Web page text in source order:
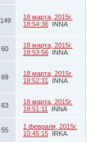
149
18 марта, 2015г.
18:54:36 INNA
60
18 марта, 2015г.
18:53:56 INNA
69
18 марта, 2015г.
18:52:31
INNA
63
18 марта, 2015г.
18:51:11
INNA
55
1 февраля, 2015г.
10:45:15 IRKA